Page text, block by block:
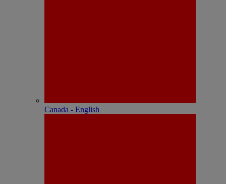
Canada - English